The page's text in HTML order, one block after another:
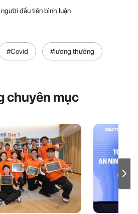
người đầu tiên bình luận
#Covid #lương thưởng
chuyên mục